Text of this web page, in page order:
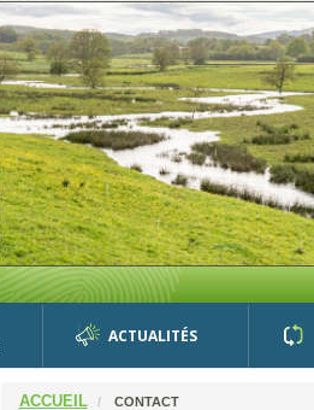
ACTUALITÉS
ACCUEIL CONTACT